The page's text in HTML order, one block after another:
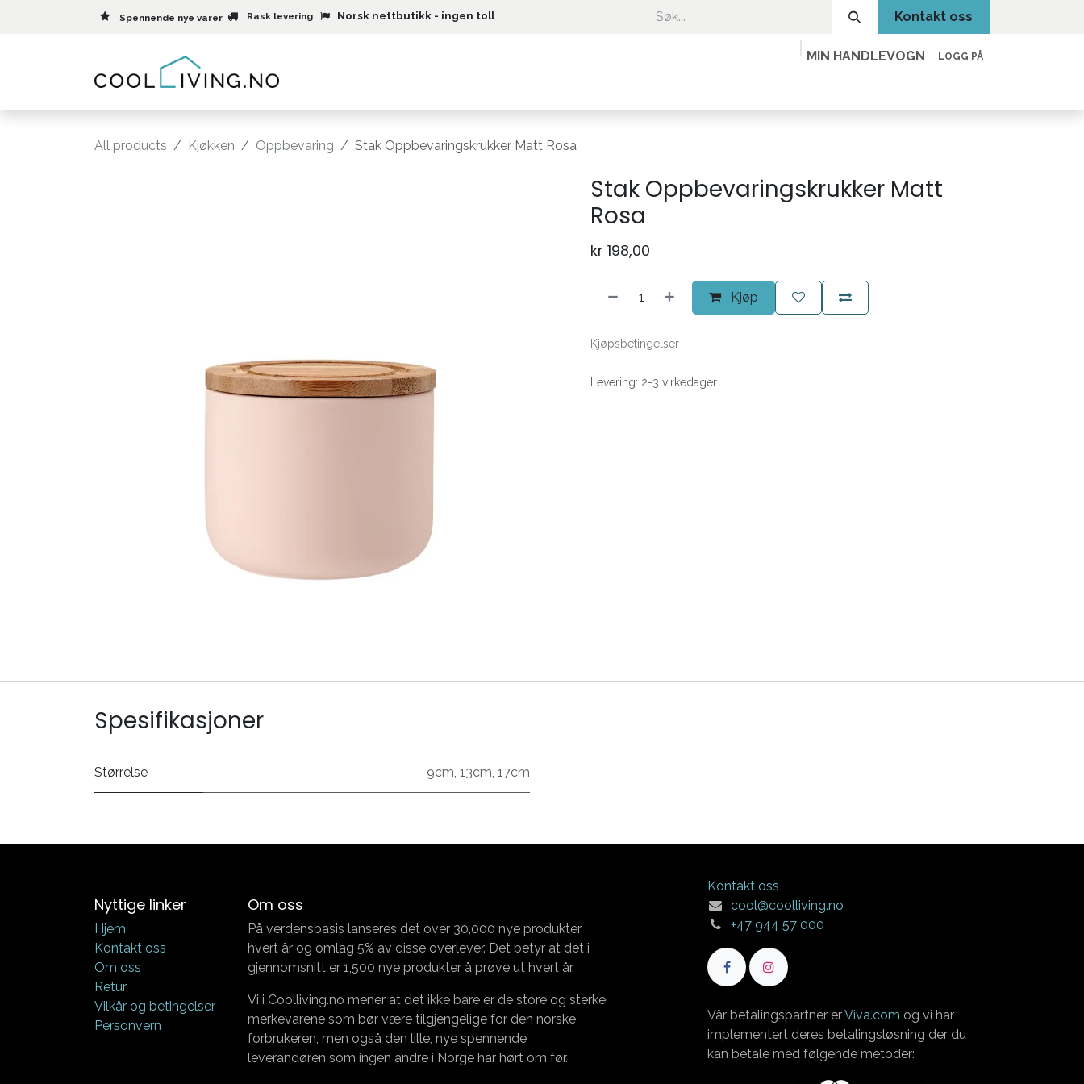
Spennende nye varer Rask levering Norsk nettbutikk - ingen toll Kontakt oss
MIN HANDLEVOGN LOGG PÅ
All products Kjøkken Oppbevaring Stak Oppbevaringskrukker Matt Rosa
Stak Oppbevaringskrukker Matt
Rosa
kr 198,00
Kjøp
Kjøpsbetingelser
Levering: 2-3 virkedager
Spesifikasjoner
Størrelse 9cm, 13cm, 17cm
Nyttige linker
Hjem
Kontakt oss
Om oss
Retur
Vilkår og betingelser
Personvern
Om oss
På verdensbasis lanseres det over 30,000 nye produkter
hvert år og omlag 5% av disse overlever. Det betyr at det i
gjennomsnitt er 1,500 nye produkter å prøve ut hvert år.
Vi i Coolliving.no mener at det ikke bare er de store og sterke
merkevarene som bør være tilgjengelige for den norske
forbrukeren, men også den lille, nye spennende
leverandøren som ingen andre i Norge har hørt om før.
Kontakt oss
cool@coolliving.no
+47 944 57 000
Vår betalingspartner erViva.com og vi har
implementert deres betalingsløsning der du
kan betale med følgende metoder: